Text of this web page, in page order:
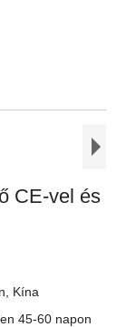
CE-vel és
Kína
45-60 napon